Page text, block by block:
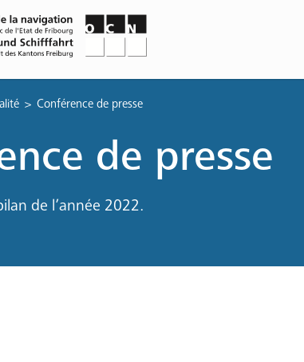
Conférence de presse
de presse
de l’année 2022.